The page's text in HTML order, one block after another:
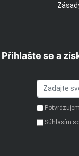
Přihlašte se a
Súhlasím